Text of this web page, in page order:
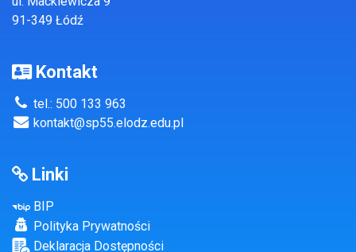
91-349 Łódź
Kontakt
tel.: 500 133 963
kontakt@sp55.elodz.edu.pl
Linki
BIP
Polityka Prywatności
Deklaracja Dostępności